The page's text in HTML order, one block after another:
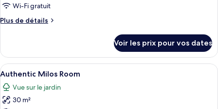
chambre :
Authentic
View
Room
Wi-Fi gratuit
Plus de détails
Plus
le
type
de
chambre
Authentic
Milos
Sea
Voir les prix pour vos dates
Afficher
toutes
les
photos
Une chambre avec un lit, un bureau,
6
Authentic Milos Room
Vue sur le jardin
30 m²